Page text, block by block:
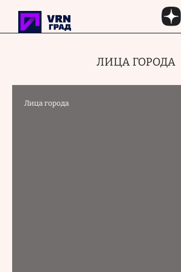
Перейти к основному содержанию
ЛИЦА ГОРОДА
Лица города